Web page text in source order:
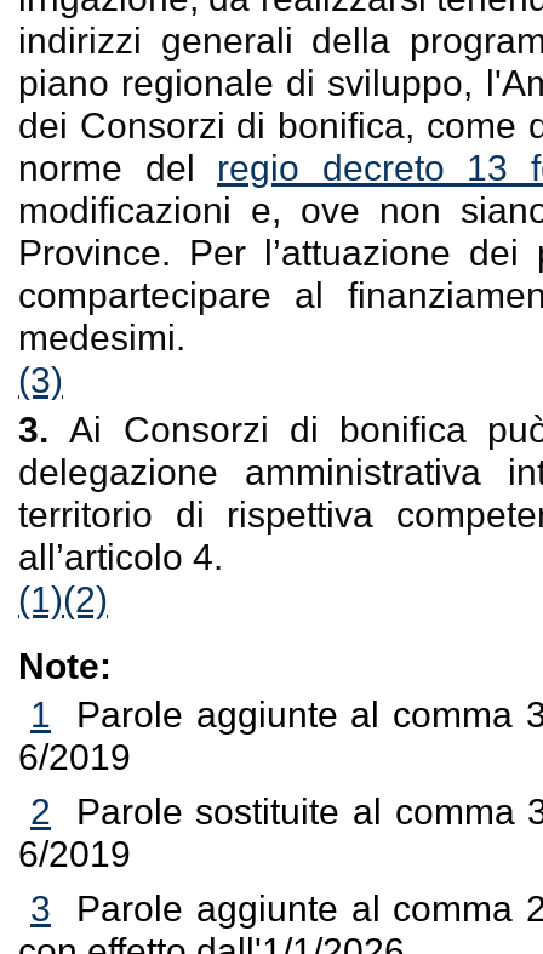
indirizzi generali della
piano regionale di sviluppo,
dei Consorzi di bonifica, come
norme del regio decreto 13
modificazioni e, ove non
Province. Per l’attuazione
compartecipare al
medesimi.
(3)
3.Ai Consorzi di bonifica
delegazione amministrativa
territorio di rispettiva
all’articolo 4.
(1)(2)
Note:
1
Parole aggiunte al comma
6/2019
2
Parole sostituite al comma
6/2019
3
Parole aggiunte al comma